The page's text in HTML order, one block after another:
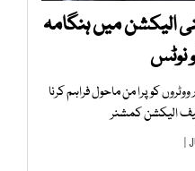
میں ہنگامہ
نوٹس
کو پرا من ماحول فراہم کرنا
الیکشن کمشنر